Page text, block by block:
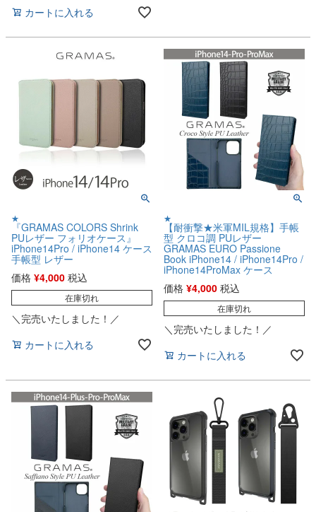
カートに入れる
★
『GRAMAS COLORS Shrink
PUレザー フォリオケース』
iPhone14Pro / iPhone14 ケース
手帳型 レザー
価格 ¥4,000 税込
在庫切れ
＼完売いたしました！／
カートに入れる
★
【耐衝撃★米軍MIL規格】手帳
型 クロコ調 PUレザー
GRAMAS EURO Passione
Book iPhone14 / iPhone14Pro /
iPhone14ProMax ケース
価格 ¥4,000 税込
在庫切れ
＼完売いたしました！／
カートに入れる